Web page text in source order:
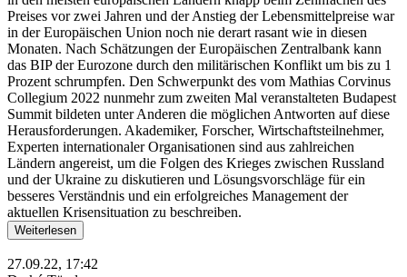
Preises vor zwei Jahren und der Anstieg der Lebensmittelpreise war
in der Europäischen Union noch nie derart rasant wie in diesen
Monaten. Nach Schätzungen der Europäischen Zentralbank kann
das BIP der Eurozone durch den militärischen Konflikt um bis zu 1
Prozent schrumpfen. Den Schwerpunkt des vom Mathias Corvinus
Collegium 2022 nunmehr zum zweiten Mal veranstalteten Budapest
Summit bildeten unter Anderen die möglichen Antworten auf diese
Herausforderungen. Akademiker, Forscher, Wirtschaftsteilnehmer,
Experten internationaler Organisationen sind aus zahlreichen
Ländern angereist, um die Folgen des Krieges zwischen Russland
und der Ukraine zu diskutieren und Lösungsvorschläge für ein
besseres Verständnis und ein erfolgreiches Management der
aktuellen Krisensituation zu beschreiben.
Weiterlesen
27.09.22, 17:42